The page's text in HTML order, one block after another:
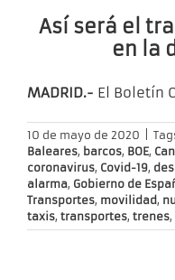
Así será el
en la
MADRID.- El Boletín
10 de mayo de 2020
Baleares, barcos, BOE,
coronavirus, Covid-19,
alarma, Gobierno de
Transportes, movilidad,
taxis, transportes, trenes,